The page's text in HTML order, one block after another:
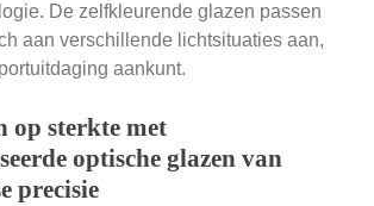
De zelfkleurende glazen passen
aan verschillende lichtsituaties aan,
aankunt.
op sterkte met
optische glazen van
precisie